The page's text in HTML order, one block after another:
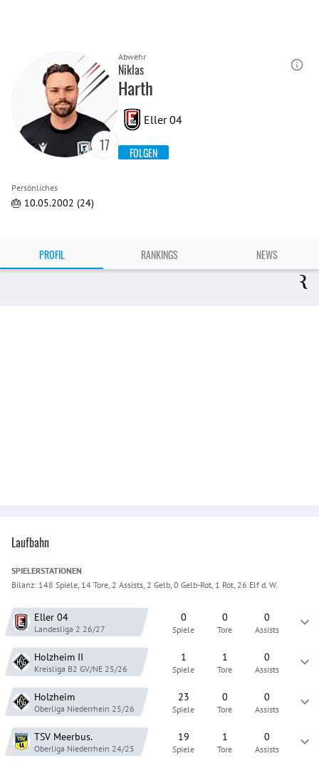
17
Abwehr
Niklas
Harth
Eller 04
FOLGEN
Persönliches
🎂 10.05.2002 (24)
PROFIL RANKINGS NEWS
Laufbahn
SPIELERSTATIONEN
Bilanz: 148 Spiele, 14 Tore, 2 Assists, 2 Gelb, 0 Gelb-Rot, 1 Rot, 26 Elf d. W.
Eller 04
Landesliga 2 26/27
0
Spiele
0
Tore
0
Assists
Holzheim II
Kreisliga B2 GV/NE 25/26
1
Spiele
1
Tore
0
Assists
Holzheim
Oberliga Niederrhein 25/26
23
Spiele
0
Tore
0
Assists
TSV Meerbus.
Oberliga Niederrhein 24/25
19
Spiele
1
Tore
0
Assists